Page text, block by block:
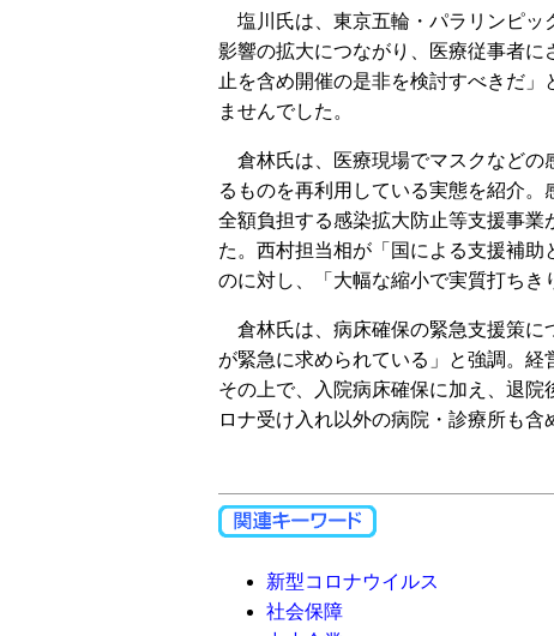
塩川氏は、東京五輪・パラリンピッ
影響の拡大につながり、医療従事者に
止を含め開催の是非を検討すべきだ
ませんでした。
倉林氏は、医療現場でマスクなどの
るものを再利用している実態を紹介
全額負担する感染拡大防止等支援事業
た。西村担当相が「国による支援補
のに対し、「大幅な縮小で実質打ちき
倉林氏は、病床確保の緊急支援策に
が緊急に求められている」と強調。経
その上で、入院病床確保に加え、退
ロナ受け入れ以外の病院・診療所も含
新型コロナウイルス
社会保障